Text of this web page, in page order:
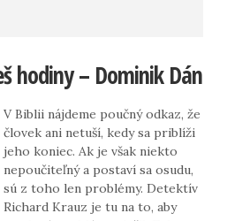
hodiny – Dominik Dán
V Biblii nájdeme poučný odkaz, že
človek ani netuší, kedy sa priblíži
jeho koniec. Ak je však niekto
nepoučiteľný a postaví sa osudu,
sú z toho len problémy. Detektív
Richard Krauz je tu na to, aby